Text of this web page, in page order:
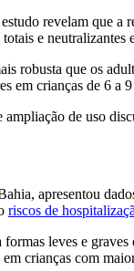
revelam que a
totais e neutralizantes
robusta que os
em crianças de 6 a
de uso
apresentou
riscos de
leves e graves
crianças com